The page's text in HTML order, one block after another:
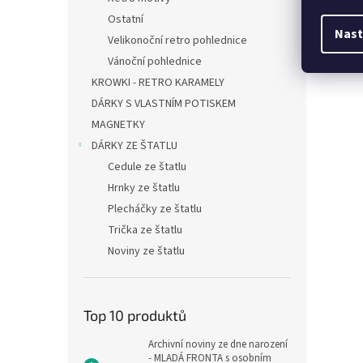
Ostatní
Velikonoční retro pohlednice
Vánoční pohlednice
KROWKI - RETRO KARAMELY
DÁRKY S VLASTNÍM POTISKEM
MAGNETKY
DÁRKY ZE ŠTATLU
Cedule ze štatlu
Hrnky ze štatlu
Plecháčky ze štatlu
Trička ze štatlu
Noviny ze štatlu
Top 10 produktů
Archivní noviny ze dne narození
- MLADÁ FRONTA s osobním